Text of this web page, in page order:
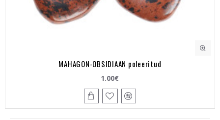
MAHAGON-OBSIDIAAN poleeritud
1.00€